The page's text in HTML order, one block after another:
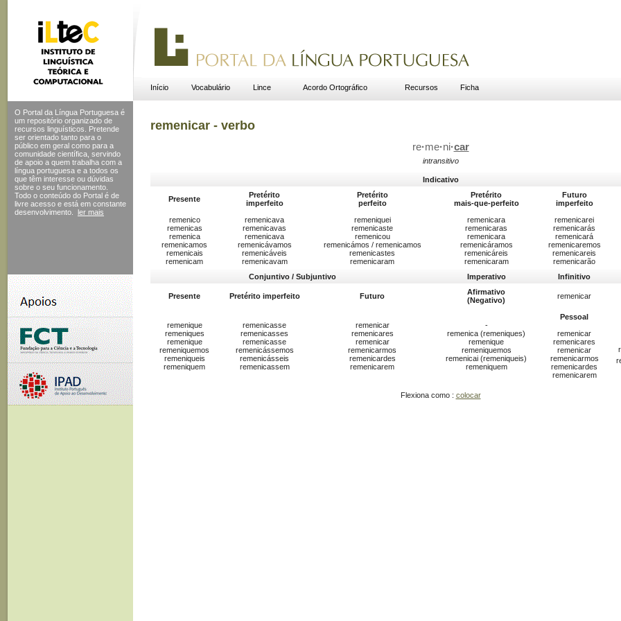
Início Vocabulário Lince Acordo Ortográfico Recursos Ficha
O Portal da Língua Portuguesa é
um repositório organizado de
recursos linguísticos. Pretende
ser orientado tanto para o
público em geral como para a
comunidade científica, servindo
de apoio a quem trabalha com a
língua portuguesa e a todos os
que têm interesse ou dúvidas
sobre o seu funcionamento.
Todo o conteúdo do Portal é de
livre acesso e está em constante
desenvolvimento.
ler mais
remenicar - verbo
re·me·ni·car
intransitivo
Indicativo
Presente
Pretérito
imperfeito
Pretérito
perfeito
Pretérito
mais-que-perfeito
Futuro
imperfeito
remenico
remenicas
remenica
remenicamos
remenicais
remenicam
remenicava
remenicavas
remenicava
remenicávamos
remenicáveis
remenicavam
remeniquei
remenicaste
remenicou
remenicámos / remenicamos
remenicastes
remenicaram
remenicara
remenicaras
remenicara
remenicáramos
remenicáreis
remenicaram
remenicarei
remenicarás
remenicará
remenicaremos
remenicareis
remenicarão
Conjuntivo / Subjuntivo
Imperativo Infinitivo
Presente Pretérito imperfeito Futuro
Afirmativo
(Negativo)
remenicar
remenique
remeniques
remenique
remeniquemos
remeniqueis
remeniquem
remenicasse
remenicasses
remenicasse
remenicássemos
remenicásseis
remenicassem
remenicar
remenicares
remenicar
remenicarmos
remenicardes
remenicarem
-
remenica (remeniques)
remenique
remeniquemos
remenicai (remeniqueis)
remeniquem
Pessoal
remenicar
remenicares
remenicar
remenicarmos
remenicardes
remenicarem
Flexiona como : colocar